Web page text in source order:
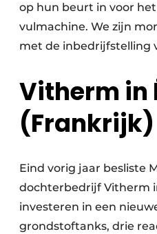
op hun beurt in voor
vulmachine. We zijn
met de inbedrijfstelling
Vitherm in
(Frankrijk)
Eind vorig jaar besliste
dochterbedrijf Vitherm
investeren in een
grondstoftanks, drie